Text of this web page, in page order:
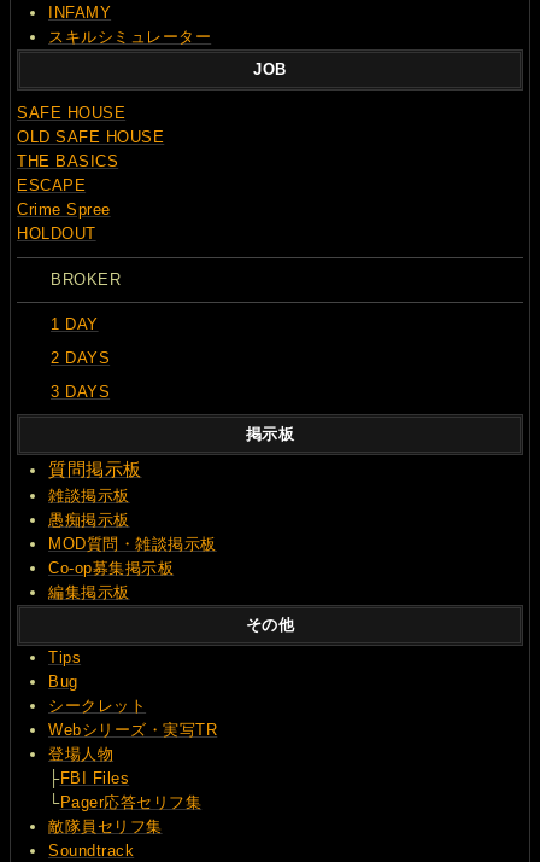
INFAMY
スキルシミュレーター
JOB
SAFE HOUSE
OLD SAFE HOUSE
THE BASICS
ESCAPE
Crime Spree
HOLDOUT
BROKER
1 DAY
2 DAYS
3 DAYS
掲示板
質問掲示板
雑談掲示板
愚痴掲示板
MOD質問・雑談掲示板
Co-op募集掲示板
編集掲示板
その他
Tips
Bug
シークレット
Webシリーズ・実写TR
登場人物
├FBI Files
└Pager応答セリフ集
敵隊員セリフ集
Soundtrack